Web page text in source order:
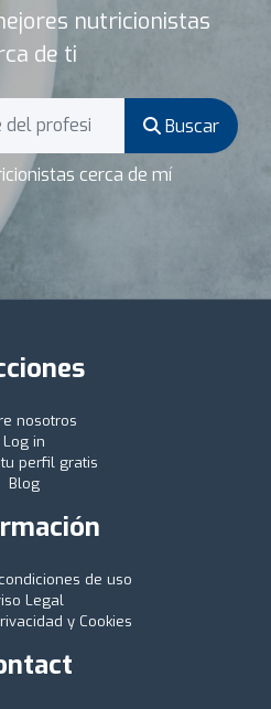
nutricionistas
de ti
Buscar
cerca de mí
nosotros
Log in
perfil gratis
Blog
de uso
Legal
y Cookies